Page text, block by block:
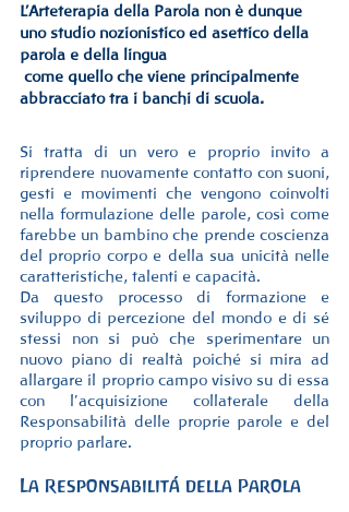
L’Arteterapia della Parola non è dunque
uno studio nozionistico ed asettico della
parola e della lingua
abbracciato tra i banchi di scuola.
Si tratta di un vero e proprio invito a
riprendere nuovamente contatto con suoni,
gesti e movimenti che vengono coinvolti
nella formulazione delle parole, così come
farebbe un bambino che prende coscienza
del proprio corpo e della sua unicità nelle
caratteristiche, talenti e capacità.
Da questo processo di formazione e
sviluppo di percezione del mondo e di sé
stessi non si può che sperimentare un
nuovo piano di realtà poiché si mira ad
allargare il proprio campo visivo su di essa
con l’acquisizione collaterale della
Responsabilità delle proprie parole e del
proprio parlare.
La Responsabilitá della Parola